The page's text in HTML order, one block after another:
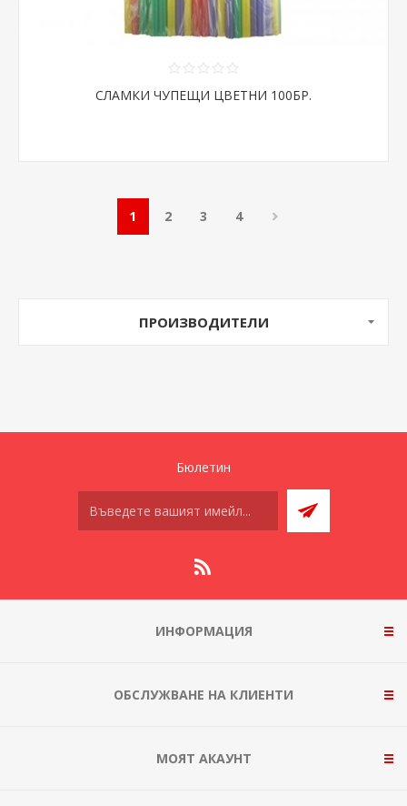
СЛАМКИ ЧУПЕЩИ ЦВЕТНИ 100БР.
1 2 3 4
ПРОИЗВОДИТЕЛИ
Бюлетин
ИНФОРМАЦИЯ
ОБСЛУЖВАНЕ НА КЛИЕНТИ
МОЯТ АКАУНТ